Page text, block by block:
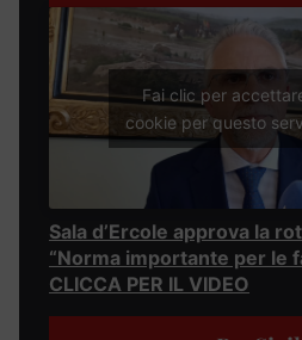
Fai clic per
cookie per questo
Sala d’Ercole approva la
“Norma importante per le
CLICCA PER IL VIDEO